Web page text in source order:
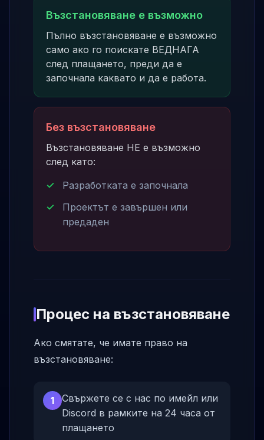
Възстановяване е възможно
Пълно възстановяване е възможно
само ако го поискате ВЕДНАГА
след плащането, преди да е
започнала каквато и да е работа.
Без възстановяване
Възстановяване НЕ е възможно
след като:
Разработката е започнала
Проектът е завършен или
предаден
Процес на възстановяване
Ако смятате, че имате право на
възстановяване:
1
Свържете се с нас по имейл или
Discord в рамките на 24 часа от
плащането